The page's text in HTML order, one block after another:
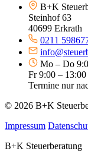
B+K
Steinhof 63
40699 Erkrath
0211
Mo – Do
Fr 9:00 –
Termine nur
© 2026 B+K
Impressum
B+K Steuerberatung